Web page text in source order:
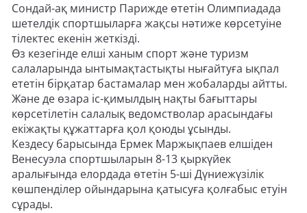
Сондай-ақ министр Парижде өтетін Олимпиадада
шетелдік спортшыларға жақсы нәтиже көрсетуіне
тілектес екенін жеткізді.
Өз кезегінде елші ханым спорт және туризм
салаларында ынтымақтастықты нығайтуға ықпал
ететін бірқатар бастамалар мен жобаларды айтты.
Және де өзара іс-қимылдың нақты бағыттары
көрсетілетін салалық ведомстволар арасындағы
екіжақты құжаттарға қол қоюды ұсынды.
Кездесу барысында Ермек Маржықпаев елшіден
Венесуэла спортшыларын 8-13 қыркүйек
аралығында елордада өтетін 5-ші Дүниежүзілік
көшпенділер ойындарына қатысуға қолғабыс етуін
сұрады.